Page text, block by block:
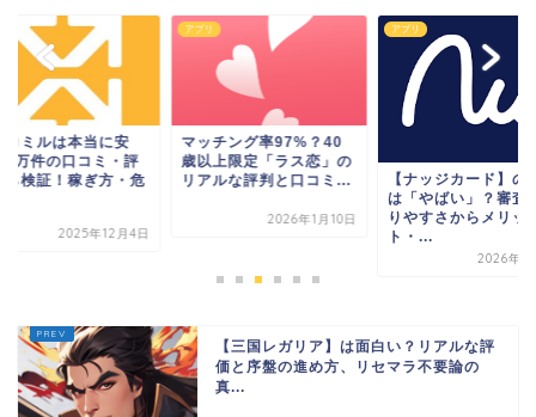
ロミルは本当に安
1万件の口コミ・評
ら検証！稼ぎ方・危
2025年12月4日
アプリ
マッチング率97%？40
歳以上限定「ラス恋」の
リアルな評判と口コミ...
2026年1月10日
アプリ
【ナッジカード】の
は「やばい」？審査
りやすさからメリッ
ト・...
2026年2
【三国レガリア】は面白い？リアルな評
価と序盤の進め方、リセマラ不要論の
真...